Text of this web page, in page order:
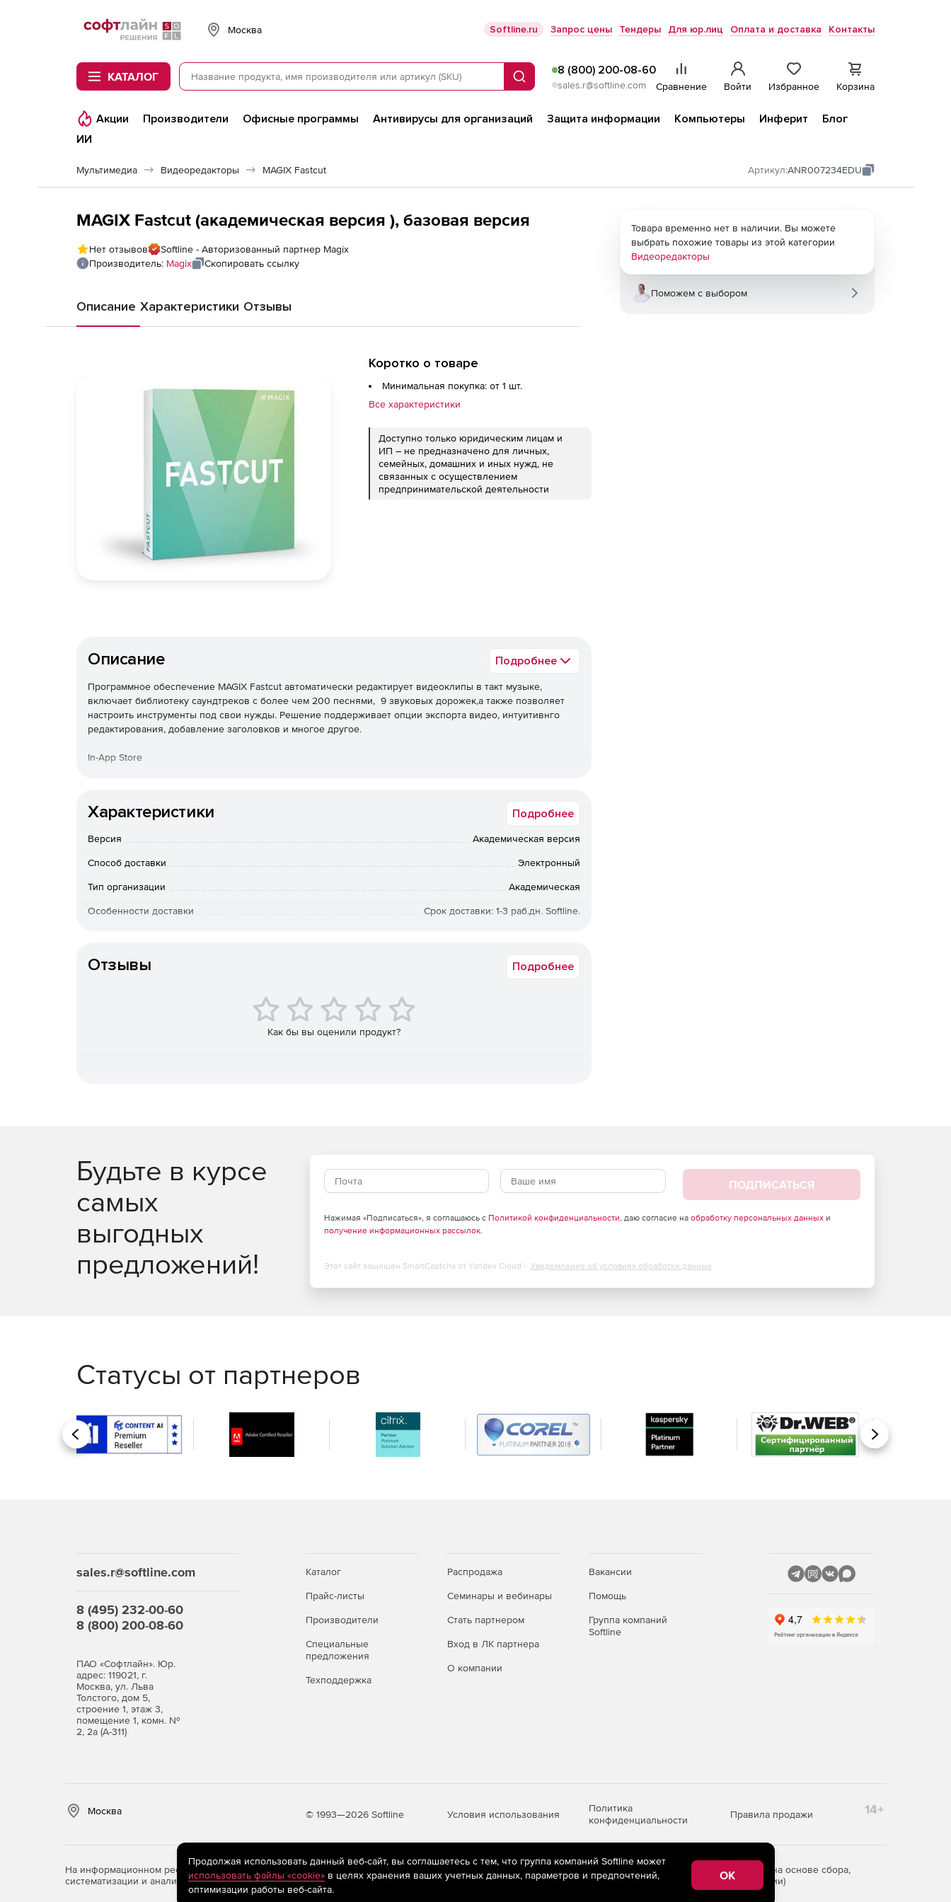
Softline
Москва Softline.ru Запрос цены Тендеры Для юр.лиц Оплата и доставка Контакты
КАТАЛОГ Поиск
8 (800) 200-08-60
sales.r@softline.com Сравнение Войти Избранное Корзина
Акции Производители Офисные программы Антивирусы для организаций Защита информации Компьютеры Инферит
Блог
ИИ
Мультимедиа Видеоредакторы MAGIX Fastcut Артикул:ANR007234EDU
MAGIX Fastcut (академическая версия ), базовая версия
Нет отзывов
Softline - Авторизованный партнер Magix
Производитель: Magix Скопировать ссылку
Описание Характеристики Отзывы
Коротко о товаре
Минимальная покупка: от 1 шт.
Все характеристики
Доступно только юридическим лицам и
ИП – не предназначено для личных,
семейных, домашних и иных нужд, не
связанных с осуществлением
предпринимательской деятельности
Описание Подробнее
Программное обеспечение MAGIX Fastcut автоматически редактирует видеоклипы в такт музыке,
включает библиотеку саундтреков с более чем 200 песнями, 9 звуковых дорожек,а также позволяет
настроить инструменты под свои нужды. Решение поддерживает опции экспорта видео, интуитивнго
редактирования, добавление заголовков и многое другое.
In-App Store
MPEG2-Import из полной версии Fastcut Plus.
упорядочить медиа по фотографиям и видео. Кроме того, все содержимое библиотеки мультимедиа
может быть выделено и отменено одновременно. Это делает редактирование видео с помощью Fastcut
наведения мыши можно видеть миниатюру предварительного просмотра.
Характеристики Подробнее
Версия Академическая версия
Способ доставки Электронный
Тип организации Академическая
Особенности доставки Срок доставки: 1-3 раб.дн. Softline.
Отзывы Подробнее
Как бы вы оценили продукт?
Товара временно нет в наличии. Вы можете
выбрать похожие товары из этой категории
Видеоредакторы
Поможем с выбором
Будьте в курсе
самых
выгодных
предложений!
ПОДПИСАТЬСЯ
Нажимая «Подписаться», я соглашаюсь с Политикой конфиденциальности, даю согласие на обработку персональных данныхи
получение информационных рассылок.
Этот сайт защищен SmartCaptcha от Yandex Cloud - Уведомление об условиях обработки данных
Статусы от партнеров
Назад Вперед
sales.r@softline.com
8 (495) 232-00-60
8 (800) 200-08-60
ПАО «Софтлайн». Юр.
адрес: 119021, г.
Москва, ул. Льва
Толстого, дом 5,
строение 1, этаж 3,
помещение 1, комн. №
2, 2а (А-311)
Каталог
Прайс-листы
Производители
Специальные
предложения
Техподдержка
Распродажа
Семинары и вебинары
Стать партнером
Вход в ЛК партнера
О компании
Вакансии
Помощь
Группа компаний
Softline
Москва © 1993—2026 Softline Условия использования
Политика
конфиденциальности
Правила продажи 14+
На информационном ресурсе store.softline.ru применяются рекомендательные технологии
(информационные технологии предоставления информации на основе сбора,
систематизации и анализа сведений, относящихся к предпочтениям пользователей сети «Интернет», находящихся на территории Российской Федерации)
Продолжая использовать данный веб-сайт, вы соглашаетесь с тем, что группа компаний Softline может
использовать файлы «cookie»в целях хранения ваших учетных данных, параметров и предпочтений,
оптимизации работы веб-сайта.
OK